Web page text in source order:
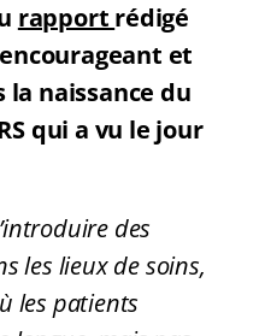
rapport rédigé
et
naissance du
qui a vu le jour
des
les lieux de soins,
les patients